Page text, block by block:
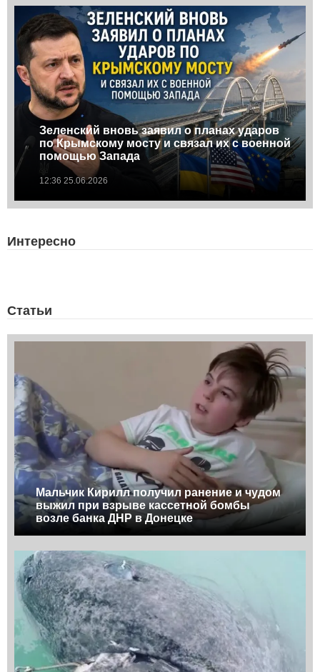
Зеленский вновь заявил о планах ударов
по Крымскому мосту и связал их с военной
помощью Запада
12:36 25.06.2026
Интересно
Статьи
Мальчик Кирилл получил ранение и чудом
выжил при взрыве кассетной бомбы
возле банка ДНР в Донецке